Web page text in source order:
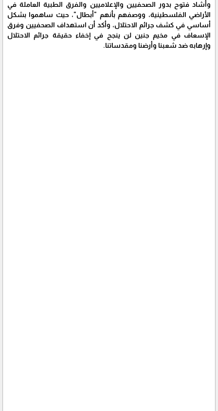
وأشاد فتوح بدور الصحفيين والإعلاميين والفرق الطبية العاملة في
الأراضي الفلسطينية، ووصفهم بأنهم "أبطال"، حيث ساهموا بشكل
أساسي في كشف جرائم الاحتلال، وأكد أن استهداف الصحفيين وفرق
الإسعاف في مخيم جنين لن ينجح في إخفاء حقيقة جرائم الاحتلال
وإرهابه ضد شعبنا وأرضنا ومقدساتنا.